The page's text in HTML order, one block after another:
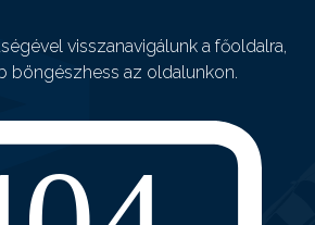
visszanavigálunk a főoldalra,
böngészhess az oldalunkon.